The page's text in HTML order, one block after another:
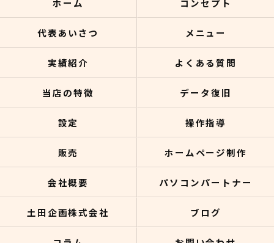
ホーム コンセプト
代表あいさつ メニュー
実績紹介 よくある質問
当店の特徴 データ復旧
設定 操作指導
販売 ホームページ制作
会社概要 パソコンパートナー
土田企画株式会社 ブログ